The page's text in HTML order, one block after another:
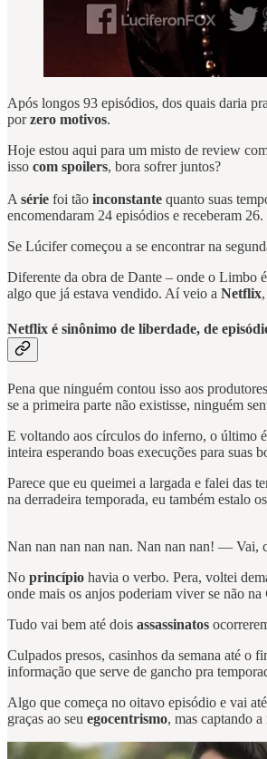
Após longos 93 episódios, dos quais daria
porzero motivos.
Hoje estou aqui para um misto de review
isso com spoilers, bora sofrer juntos?
A série foi tão inconstante quanto suas
encomendaram 24 episódios e receberam 26.
Se Lúcifer começou a se encontrar na
Diferente da obra de Dante – onde o Limbo
algo que já estava vendido. Aí veio a Netflix
Netflix é sinônimo de liberdade, de
Pena que ninguém contou isso aos
se a primeira parte não existisse, ninguém
E voltando aos círculos do inferno, o último
inteira esperando boas execuções para suas
Parece que eu queimei a largada e falei das
na derradeira temporada, eu também estalo
Nan nan nan nan nan. Nan nan nan! — Vai,
No princípio havia o verbo. Pera, voltei
onde mais os anjos poderiam viver se não na
Tudo vai bem até dois assassinatos
Culpados presos, casinhos da semana até o
informação que serve de gancho pra
Algo que começa no oitavo episódio e vai
graças ao seu egocentrismo, mas captando